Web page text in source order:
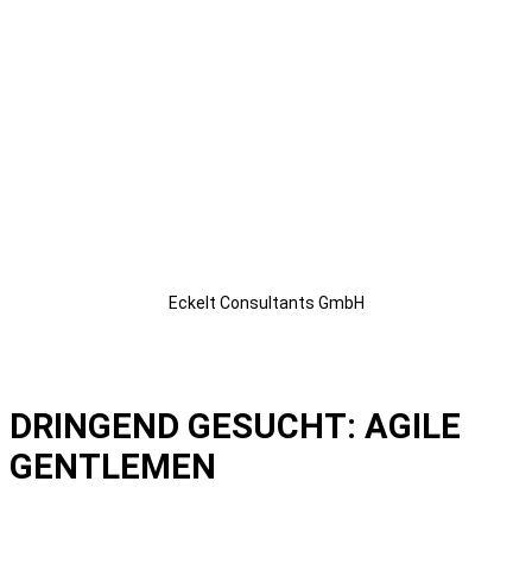
Eckelt Consultants GmbH
DRINGEND GESUCHT: AGILE
GENTLEMEN